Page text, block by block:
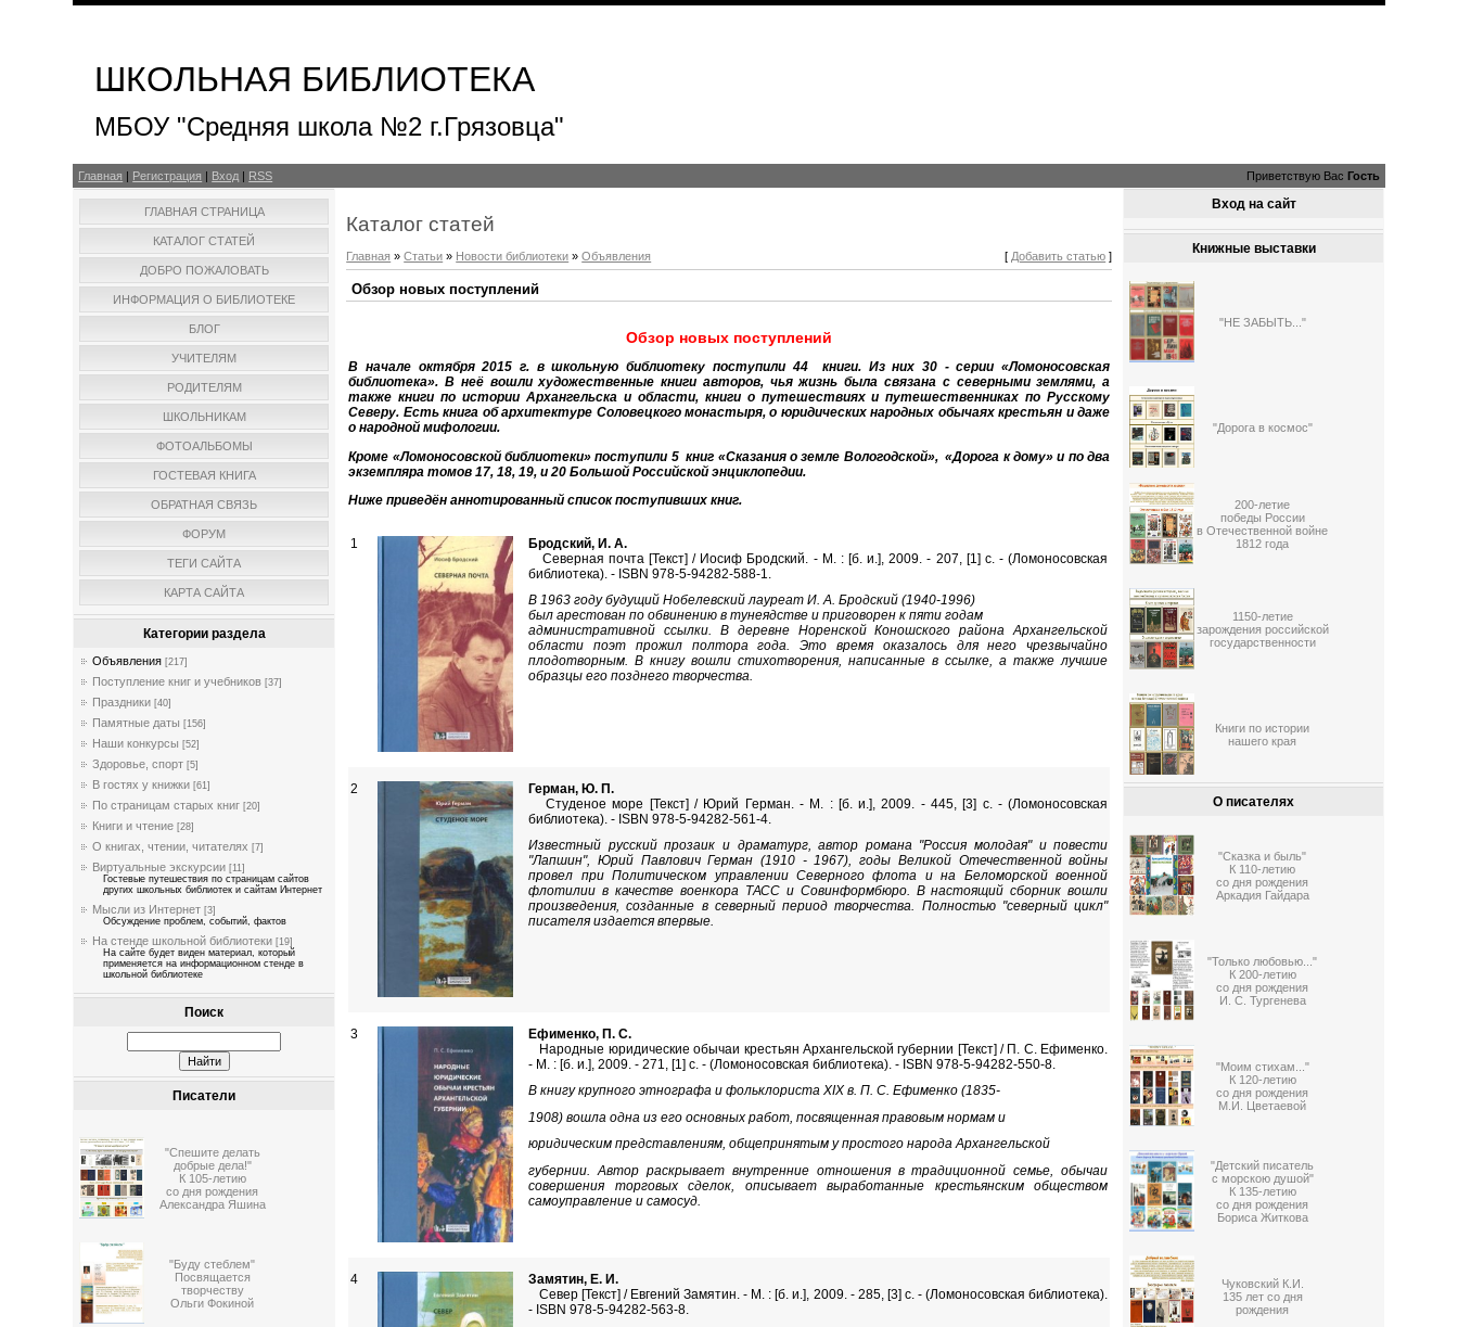
ШКОЛЬНАЯ БИБЛИОТЕКА
МБОУ "Средняя школа №2 г.Грязовца"
Главная Регистрация Вход RSS Приветствую Вас Гость
ГЛАВНАЯ СТРАНИЦА
КАТАЛОГ СТАТЕЙ
ДОБРО ПОЖАЛОВАТЬ
ИНФОРМАЦИЯ О БИБЛИОТЕКЕ
БЛОГ
УЧИТЕЛЯМ
РОДИТЕЛЯМ
ШКОЛЬНИКАМ
ФОТОАЛЬБОМЫ
ГОСТЕВАЯ КНИГА
ОБРАТНАЯ СВЯЗЬ
ФОРУМ
ТЕГИ САЙТА
КАРТА САЙТА
Категории раздела
Объявления [217]
Поступление книг и учебников [37]
Праздники [40]
Памятные даты [156]
Наши конкурсы [52]
Здоровье, спорт [5]
В гостях у книжки [61]
По страницам старых книг [20]
Книги и чтение [28]
О книгах, чтении, читателях [7]
Виртуальные экскурсии [11]
Гостевые путешествия по страницам сайтов
других школьных библиотек и сайтам Интернет
Мысли из Интернет [3]
Обсуждение проблем, событий, фактов
На стенде школьной библиотеки [19]
На сайте будет виден материал, который
применяется на информационном стенде в
школьной библиотеке
Поиск
Писатели
"Спешите делать
добрые дела!"
К 105-летию
со дня рождения
Александра Яшина
"Буду стеблем"
Посвящается
творчеству
Ольги Фокиной
Каталог статей
Главная »Статьи » Новости библиотеки »Объявления [ Добавить статью ]
Обзор новых поступлений
Обзор новых поступлений
В начале октября 2015 г. в школьную библиотеку поступили 44 книги. Из них 30 - серии «Ломоносовская
библиотека». В неё вошли художественные книги авторов, чья жизнь была связана с северными землями, а
также книги по истории Архангельска и области, книги о путешествиях и путешественниках по Русскому
Северу. Есть книга об архитектуре Соловецкого монастыря, о юридических народных обычаях крестьян и даже
о народной мифологии.
Кроме «Ломоносовской библиотеки» поступили 5 книг «Сказания о земле Вологодской», «Дорога к дому» и по два
экземпляра томов 17, 18, 19, и 20 Большой Российской энциклопедии.
Ниже приведён аннотированный список поступивших книг.
1
Бродский, И. А.
Северная почта [Текст] / Иосиф Бродский. - М. : [б. и.], 2009. - 207, [1] с. - (Ломоносовская
библиотека). - ISBN 978-5-94282-588-1.
В 1963 году будущий Нобелевский лауреат И. А. Бродский (1940-1996)
был арестован по обвинению в тунеядстве и приговорен к пяти годам
административной ссылки. В деревне Норенской Коношского района Архангельской
области поэт прожил полтора года. Это время оказалось для него чрезвычайно
плодотворным. В книгу вошли стихотворения, написанные в ссылке, а также лучшие
образцы его позднего творчества.
2
Герман, Ю. П.
Студеное море [Текст] / Юрий Герман. - М. : [б. и.], 2009. - 445, [3] с. - (Ломоносовская
библиотека). - ISBN 978-5-94282-561-4.
Известный русский прозаик и драматург, автор романа "Россия молодая" и повести
"Лапшин", Юрий Павлович Герман (1910 - 1967), годы Великой Отечественной войны
провел при Политическом управлении Северного флота и на Беломорской военной
флотилии в качестве военкора ТАСС и Совинформбюро. В настоящий сборник вошли
произведения, созданные в северный период творчества. Полностью "северный цикл"
писателя издается впервые.
3
Ефименко, П. С.
Народные юридические обычаи крестьян Архангельской губернии [Текст] / П. С. Ефименко.
- М. : [б. и.], 2009. - 271, [1] с. - (Ломоносовская библиотека). - ISBN 978-5-94282-550-8.
В книгу крупного этнографа и фольклориста XIX в. П. С. Ефименко (1835-
1908) вошла одна из его основных работ, посвященная правовым нормам и
юридическим представлениям, общепринятым у простого народа Архангельской
губернии. Автор раскрывает внутренние отношения в традиционной семье, обычаи
совершения торговых сделок, описывает выработанные крестьянским обществом
самоуправление и самосуд.
4
Замятин, Е. И.
Север [Текст] / Евгений Замятин. - М. : [б. и.], 2009. - 285, [3] с. - (Ломоносовская библиотека).
- ISBN 978-5-94282-563-8.
Вход на сайт
Книжные выставки
"НЕ ЗАБЫТЬ..."
"Дорога в космос"
200-летие
победы России
в Отечественной войне
1812 года
1150-летие
зарождения российской
государственности
Книги по истории
нашего края
О писателях
"Сказка и быль"
К 110-летию
со дня рождения
Аркадия Гайдара
"Только любовью..."
К 200-летию
со дня рождения
И. С. Тургенева
"Моим стихам..."
К 120-летию
со дня рождения
М.И. Цветаевой
"Детский писатель
с морскою душой"
К 135-летию
со дня рождения
Бориса Житкова
Чуковский К.И.
135 лет со дня
рождения